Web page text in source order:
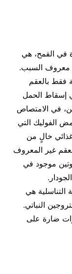
في القمح، هي
معروف السبب.
فقط بالعقم
إسقاط الحمل
في الامتصاص
الفوليك التي
غذائي خالٍ من
غير المعروف
موجود في
هي
النباتي.
ضارة على